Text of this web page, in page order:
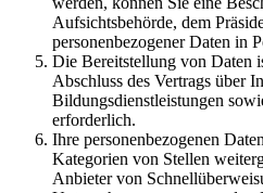
Aufsichtsbehörde, dem
personenbezogener Daten in
Die Bereitstellung von Daten
Abschluss des Vertrags über
Bildungsdienstleistungen
erforderlich.
Ihre personenbezogenen
Kategorien von Stellen
Anbieter von